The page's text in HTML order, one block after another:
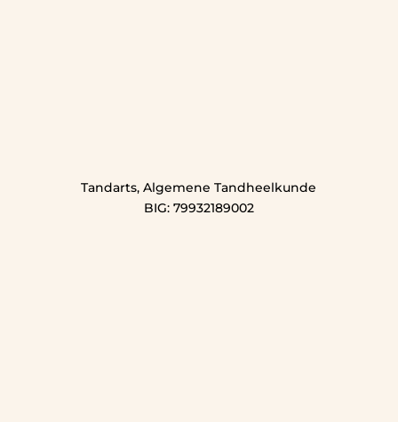
Tandarts, Algemene Tandheelkunde
BIG: 79932189002